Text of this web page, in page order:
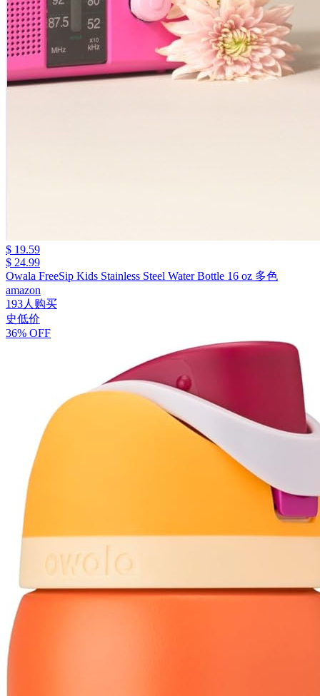
$ 19.59
$ 24.99
Owala FreeSip Kids Stainless Steel Water Bottle 16 oz 多色
amazon
193人购买
史低价
36% OFF